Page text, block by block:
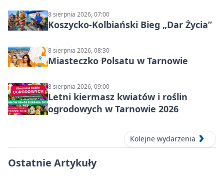
8 sierpnia 2026, 07:00
Koszycko-Kolbiański Bieg „Dar Życia”
8 sierpnia 2026, 08:30
Miasteczko Polsatu w Tarnowie
8 sierpnia 2026, 09:00
Letni kiermasz kwiatów i roślin
ogrodowych w Tarnowie 2026
Kolejne wydarzenia
Ostatnie Artykuły